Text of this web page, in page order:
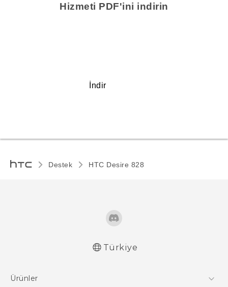
Hizmeti PDF'ini indirin
İndir
Destek HTC Desire 828‎
Türkiye
Ürünler